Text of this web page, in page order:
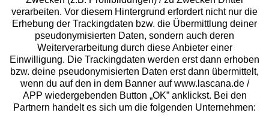
Beratung
Über uns
Rechtliches
verarbeiten. Vor diesem Hintergrund erfordert nicht nur die
Erhebung der Trackingdaten bzw. die Übermittlung deiner
pseudonymisierten Daten, sondern auch deren
Weiterverarbeitung durch diese Anbieter einer
Einwilligung. Die Trackingdaten werden erst dann erhoben
bzw. deine pseudonymisierten Daten erst dann übermittelt,
wenn du auf den in dem Banner auf www.lascana.de /
APP wiedergebenden Button „OK” anklickst. Bei den
Partnern handelt es sich um die folgenden Unternehmen: